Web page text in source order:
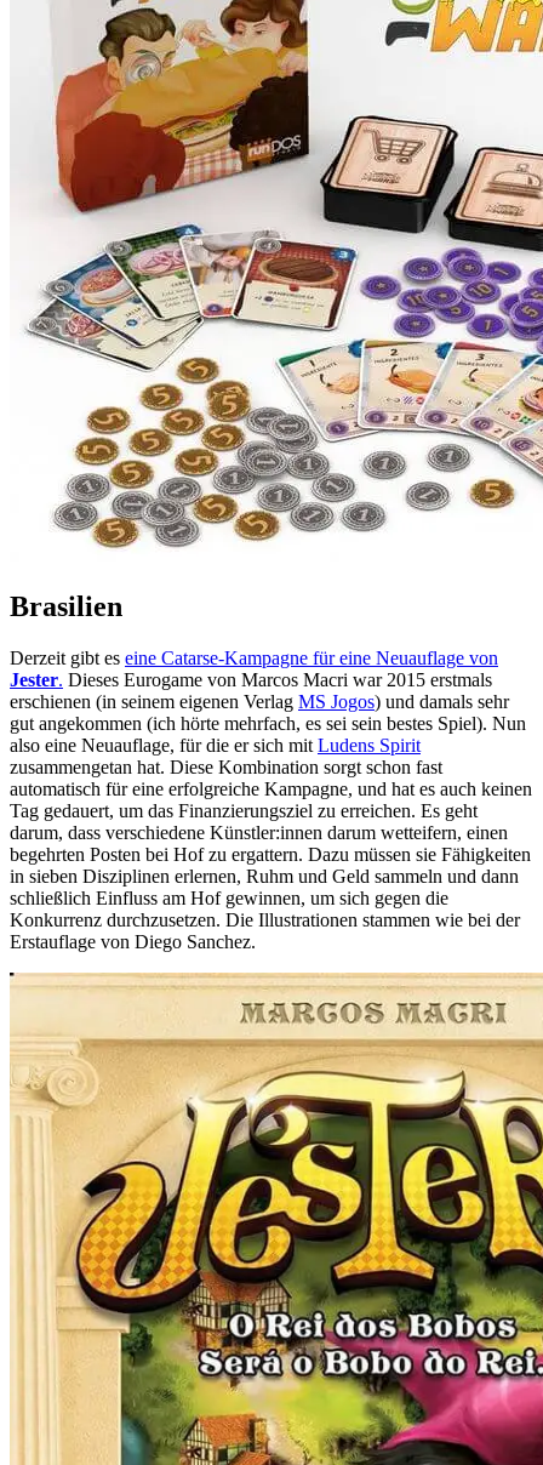
Brasilien
Derzeit gibt es eine Catarse-Kampagne für eine Neuauflage von
Jester. Dieses Eurogame von Marcos Macri war 2015 erstmals
erschienen (in seinem eigenen Verlag MS Jogos) und damals sehr
gut angekommen (ich hörte mehrfach, es sei sein bestes Spiel). Nun
also eine Neuauflage, für die er sich mit Ludens Spirit
zusammengetan hat. Diese Kombination sorgt schon fast
automatisch für eine erfolgreiche Kampagne, und hat es auch keinen
Tag gedauert, um das Finanzierungsziel zu erreichen. Es geht
darum, dass verschiedene Künstler:innen darum wetteifern, einen
begehrten Posten bei Hof zu ergattern. Dazu müssen sie Fähigkeiten
in sieben Disziplinen erlernen, Ruhm und Geld sammeln und dann
schließlich Einfluss am Hof gewinnen, um sich gegen die
Konkurrenz durchzusetzen. Die Illustrationen stammen wie bei der
Erstauflage von Diego Sanchez.